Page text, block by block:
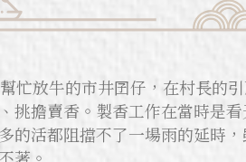
忙放牛的市井囝仔，在村長的
擔賣香。製香工作在當時是
活都阻擋不了一場雨的延時